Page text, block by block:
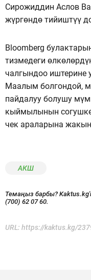
Сирожиддин Аслов
жүргөндө тийиштүү
Bloomberg
тизмедеги
чалгындоо иштерине
Маалым болгондой,
пайдалуу болушу
кыймылынын
чек араларына
АКШ
Темаңыз барбы?
(700) 62 07 60.
URL: https://kaktus.kg/